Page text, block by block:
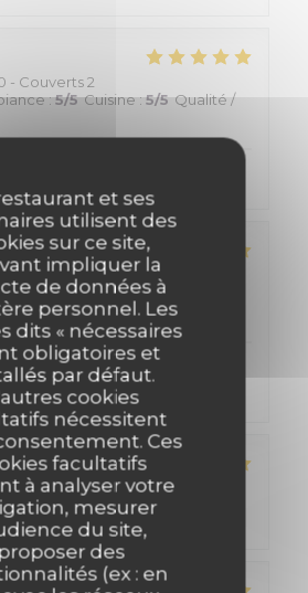
et ses
utilisent des
sur ce site,
impliquer la
de données à
personnel. Les
dits « nécessaires
obligatoires et
par défaut.
cookies
nécessitent
Ces
facultatifs
à analyser votre
mesurer
du site,
des
(ex : en
- Couverts 2
:5/5 Cuisine:5/5 Qualité /
Menu copieux, avec du choix
- Couverts 2
: 5 /5 Cuisine:5 /5
de tres bon conseil
!
Couverts 2
:5/5 Cuisine:5/5